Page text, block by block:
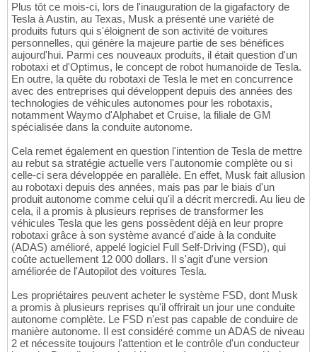
Plus tôt ce mois-ci, lors de l'inauguration de la gigafactory de
Tesla à Austin, au Texas, Musk a présenté une variété de
produits futurs qui s'éloignent de son activité de voitures
personnelles, qui génère la majeure partie de ses bénéfices
aujourd'hui. Parmi ces nouveaux produits, il était question d'un
robotaxi et d'Optimus, le concept de robot humanoïde de Tesla.
En outre, la quête du robotaxi de Tesla le met en concurrence
avec des entreprises qui développent depuis des années des
technologies de véhicules autonomes pour les robotaxis,
notamment Waymo d'Alphabet et Cruise, la filiale de GM
spécialisée dans la conduite autonome.
Cela remet également en question l'intention de Tesla de mettre
au rebut sa stratégie actuelle vers l'autonomie complète ou si
celle-ci sera développée en parallèle. En effet, Musk fait allusion
au robotaxi depuis des années, mais pas par le biais d'un
produit autonome comme celui qu'il a décrit mercredi. Au lieu de
cela, il a promis à plusieurs reprises de transformer les
véhicules Tesla que les gens possèdent déjà en leur propre
robotaxi grâce à son système avancé d'aide à la conduite
(ADAS) amélioré, appelé logiciel Full Self-Driving (FSD), qui
coûte actuellement 12 000 dollars. Il s'agit d'une version
améliorée de l'Autopilot des voitures Tesla.
Les propriétaires peuvent acheter le système FSD, dont Musk
a promis à plusieurs reprises qu'il offrirait un jour une conduite
autonome complète. Le FSD n'est pas capable de conduire de
manière autonome. Il est considéré comme un ADAS de niveau
2 et nécessite toujours l'attention et le contrôle d'un conducteur